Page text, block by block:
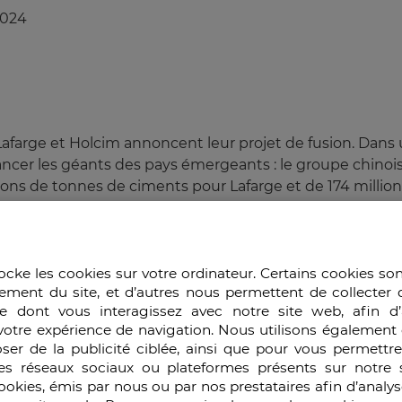
et Holcim annoncent leur projet de fusion.
les géants des pays émergeants : le groupe
de tonnes de ciments pour Lafarge et de 174
et troisième plus gros producteur de ciment au
logique, car il ne devait en résulter que des
dans leurs organisations, non seulement au
d’une efficacité commerciale à toute épreuve et
de l’annonce de cette fusion, les deux
avoisinant les 15 milliards d’euros pour Lafarge,
de ciment quasiment équivalente, et une
En raison de ces différents éléments, ces deux
les cookies sur votre ordinateur. Certains cookies
du site, et d’autres nous permettent de collecter
dont vous interagissez avec notre site web, afin
expérience de navigation. Nous utilisons
de la publicité ciblée, ainsi que pour vous
réseaux sociaux ou plateformes présents sur notre
émis par nous ou par nos prestataires afin